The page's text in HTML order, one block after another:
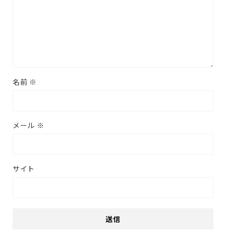
名前 ※
メール ※
サイト